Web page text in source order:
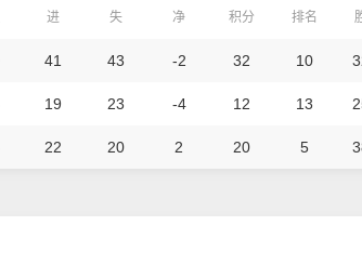
进 失 净 积分 排名
41 43 -2 32 10
19 23 -4 12 13
22 20 2 20 5